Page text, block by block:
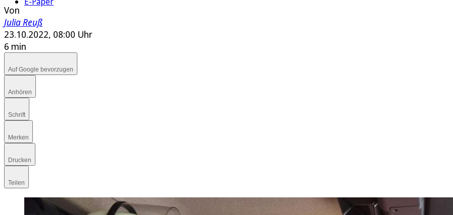
Von
Julia Reuß
23.10.2022, 08:00 Uhr
6 min
Auf Google bevorzugen
Anhören
Schrift
Merken
Drucken
Teilen